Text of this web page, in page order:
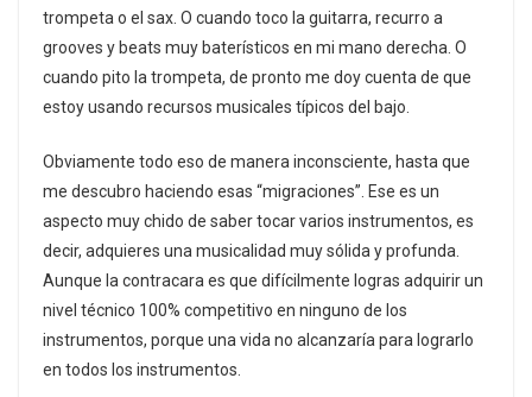
trompeta o el sax. O cuando toco la guitarra, recurro a
grooves y beats muy baterísticos en mi mano derecha. O
cuando pito la trompeta, de pronto me doy cuenta de que
estoy usando recursos musicales típicos del bajo.
Obviamente todo eso de manera inconsciente, hasta que
me descubro haciendo esas “migraciones”. Ese es un
aspecto muy chido de saber tocar varios instrumentos, es
decir, adquieres una musicalidad muy sólida y profunda.
Aunque la contracara es que difícilmente logras adquirir un
nivel técnico 100% competitivo en ninguno de los
instrumentos, porque una vida no alcanzaría para lograrlo
en todos los instrumentos.